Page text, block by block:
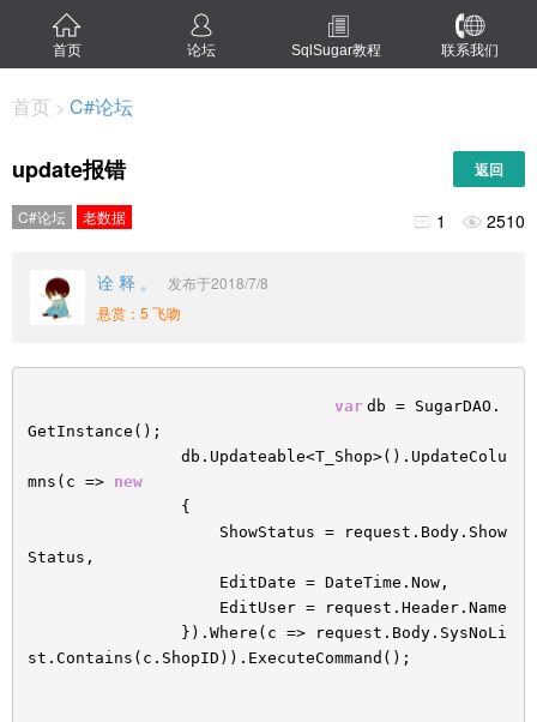
首页 论坛 SqlSugar教程 联系我们
首页 > C#论坛
update报错 返回
C#论坛 老数据  1  2510
诠 释 。
发布于2018/7/8
悬赏：5 飞吻
var db = SugarDAO.
GetInstance();
db.Updateable<T_Shop>().UpdateColu
mns(c => new
{
ShowStatus = request.Body.Show
Status,
EditDate = DateTime.Now,
EditUser = request.Header.Name
}).Where(c => request.Body.SysNoLi
st.Contains(c.ShopID)).ExecuteCommand();